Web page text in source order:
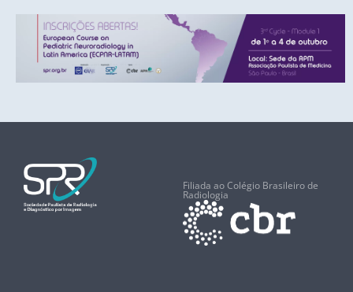
Filiada ao Colégio Brasileiro de
Radiologia